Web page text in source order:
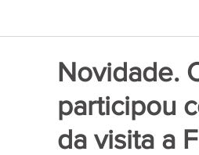
Novidade.
participou
da visita a